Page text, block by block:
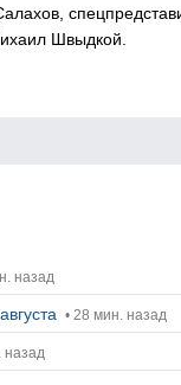
Швыдкой.
назад
• 28 мин. назад
назад